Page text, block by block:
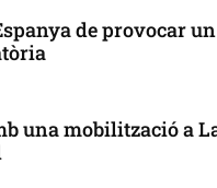
de provocar
una mobilització a